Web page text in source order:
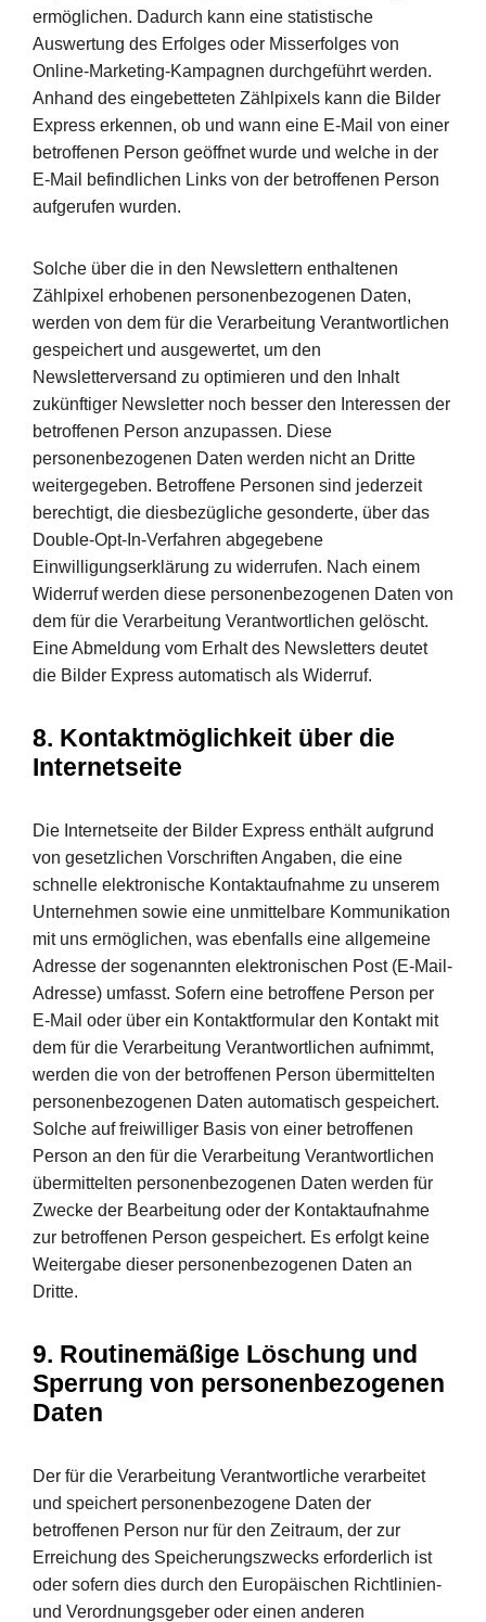
ermöglichen. Dadurch kann eine statistische
Auswertung des Erfolges oder Misserfolges von
Online-Marketing-Kampagnen durchgeführt werden.
Anhand des eingebetteten Zählpixels kann die Bilder
Express erkennen, ob und wann eine E-Mail von einer
betroffenen Person geöffnet wurde und welche in der
E-Mail befindlichen Links von der betroffenen Person
aufgerufen wurden.
Solche über die in den Newslettern enthaltenen
Zählpixel erhobenen personenbezogenen Daten,
werden von dem für die Verarbeitung Verantwortlichen
gespeichert und ausgewertet, um den
Newsletterversand zu optimieren und den Inhalt
zukünftiger Newsletter noch besser den Interessen der
betroffenen Person anzupassen. Diese
personenbezogenen Daten werden nicht an Dritte
weitergegeben. Betroffene Personen sind jederzeit
berechtigt, die diesbezügliche gesonderte, über das
Double-Opt-In-Verfahren abgegebene
Einwilligungserklärung zu widerrufen. Nach einem
Widerruf werden diese personenbezogenen Daten von
dem für die Verarbeitung Verantwortlichen gelöscht.
Eine Abmeldung vom Erhalt des Newsletters deutet
die Bilder Express automatisch als Widerruf.
8. Kontaktmöglichkeit über die
Internetseite
Die Internetseite der Bilder Express enthält aufgrund
von gesetzlichen Vorschriften Angaben, die eine
schnelle elektronische Kontaktaufnahme zu unserem
Unternehmen sowie eine unmittelbare Kommunikation
mit uns ermöglichen, was ebenfalls eine allgemeine
Adresse der sogenannten elektronischen Post (E-Mail-
Adresse) umfasst. Sofern eine betroffene Person per
E-Mail oder über ein Kontaktformular den Kontakt mit
dem für die Verarbeitung Verantwortlichen aufnimmt,
werden die von der betroffenen Person übermittelten
personenbezogenen Daten automatisch gespeichert.
Solche auf freiwilliger Basis von einer betroffenen
Person an den für die Verarbeitung Verantwortlichen
übermittelten personenbezogenen Daten werden für
Zwecke der Bearbeitung oder der Kontaktaufnahme
zur betroffenen Person gespeichert. Es erfolgt keine
Weitergabe dieser personenbezogenen Daten an
Dritte.
9. Routinemäßige Löschung und
Sperrung von personenbezogenen
Daten
Der für die Verarbeitung Verantwortliche verarbeitet
und speichert personenbezogene Daten der
betroffenen Person nur für den Zeitraum, der zur
Erreichung des Speicherungszwecks erforderlich ist
oder sofern dies durch den Europäischen Richtlinien-
und Verordnungsgeber oder einen anderen